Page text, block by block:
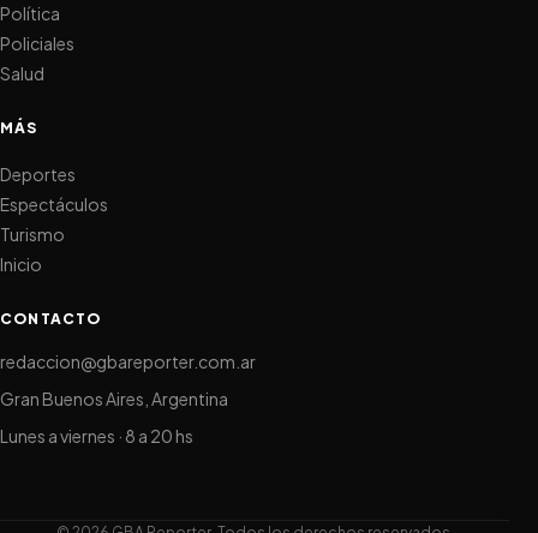
Política
Policiales
Salud
MÁS
Deportes
Espectáculos
Turismo
Inicio
CONTACTO
redaccion@gbareporter.com.ar
Gran Buenos Aires, Argentina
Lunes a viernes · 8 a 20 hs